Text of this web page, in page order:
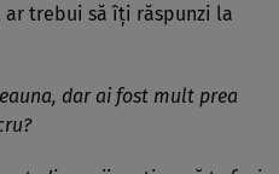
ar trebui să îţi răspunzi la
dar ai fost mult prea